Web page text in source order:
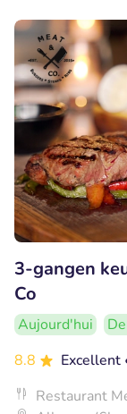
3-gangen
Co
Aujourd'hui
8.8
Excellent
Restaurant